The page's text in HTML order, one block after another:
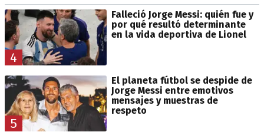
4
Falleció Jorge Messi: quién fue y
por qué resultó determinante
en la vida deportiva de Lionel
5
El planeta fútbol se despide de
Jorge Messi entre emotivos
mensajes y muestras de
respeto